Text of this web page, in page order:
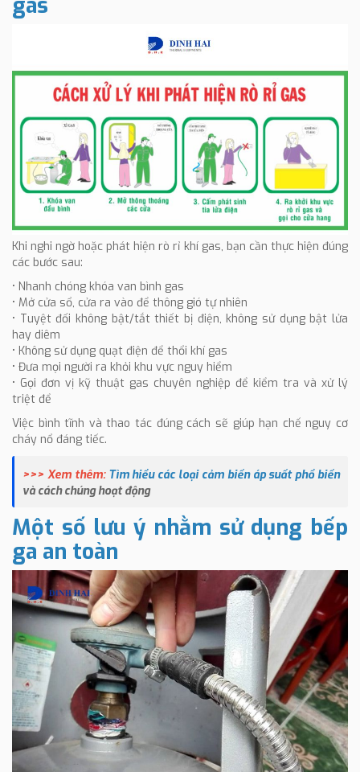
gas
Khi nghi ngờ hoặc phát hiện rò rỉ khí gas, bạn cần thực hiện đúng
các bước sau:
• Nhanh chóng khóa van bình gas
• Mở cửa sổ, cửa ra vào để thông gió tự nhiên
• Tuyệt đối không bật/tắt thiết bị điện, không sử dụng bật lửa
hay diêm
• Không sử dụng quạt điện để thổi khí gas
• Đưa mọi người ra khỏi khu vực nguy hiểm
• Gọi đơn vị kỹ thuật gas chuyên nghiệp để kiểm tra và xử lý
triệt để
Việc bình tĩnh và thao tác đúng cách sẽ giúp hạn chế nguy cơ
cháy nổ đáng tiếc.
>>> Xem thêm: Tìm hiểu các loại cảm biến áp suất phổ biến
và cách chúng hoạt động
Một số lưu ý nhằm sử dụng bếp
ga an toàn